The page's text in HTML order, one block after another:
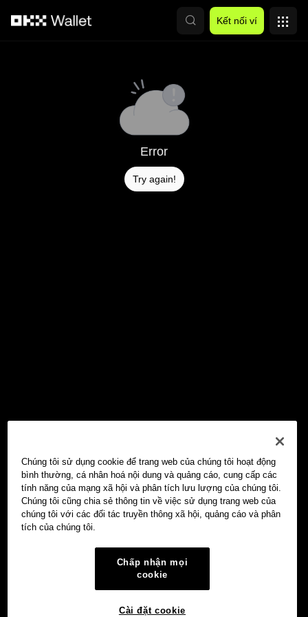
Kết nối ví
Error
Try again!
Chúng tôi sử dụng cookie để trang web của chúng tôi hoạt động
bình thường, cá nhân hoá nội dung và quảng cáo, cung cấp các
tính năng của mạng xã hội và phân tích lưu lượng của chúng tôi.
Chúng tôi cũng chia sẻ thông tin về việc sử dụng trang web của
chúng tôi với các đối tác truyền thông xã hội, quảng cáo và phân
tích của chúng tôi.
Chấp nhận mọi
cookie
Cài đặt cookie